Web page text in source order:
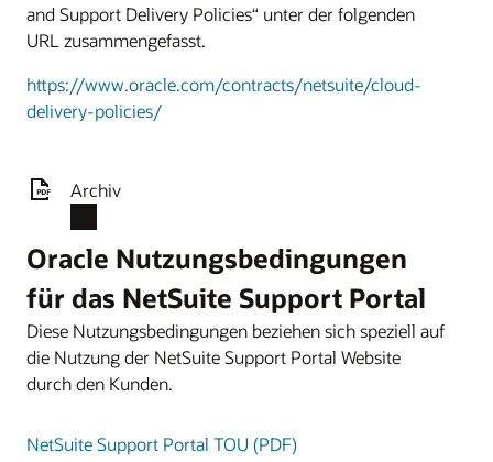
and Support Delivery Policies“ unter der folgenden
URL zusammengefasst.
https://www.oracle.com/contracts/netsuite/cloud-
delivery-policies/
Archiv
Oracle Nutzungsbedingungen
für das NetSuite Support Portal
Diese Nutzungsbedingungen beziehen sich speziell auf
die Nutzung der NetSuite Support Portal Website
durch den Kunden.
NetSuite Support Portal TOU (PDF)